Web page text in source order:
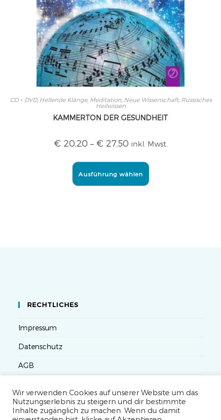
CD + DVD, Hellende Klänge, Meditation, Neue Wissenschaft, Russisches
Heilwissen
KAMMERTON DER GESUNDHEIT
€ 20,20 – € 27,50 inkl. Mwst.
Ausführung wählen
RECHTLICHES
Impressum
Datenschutz
AGB
Widerruf
Wir verwenden Cookies auf unserer Website um das
Nutzungserlebnis zu steigern und dir bestimmte
Inhalte zugänglich zu machen. Wenn du damit